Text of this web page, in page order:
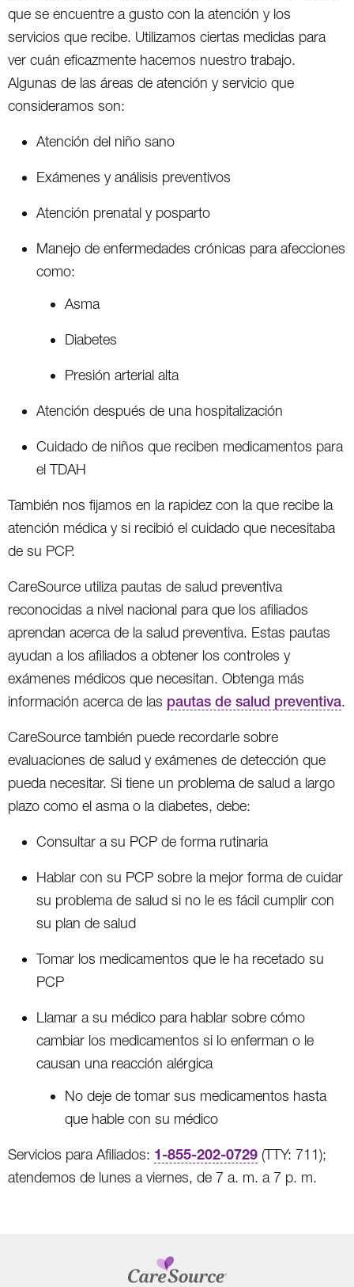
que se encuentre a gusto con la atención y los
servicios que recibe. Utilizamos ciertas medidas para
ver cuán eficazmente hacemos nuestro trabajo.
Algunas de las áreas de atención y servicio que
consideramos son:
Atención del niño sano
Exámenes y análisis preventivos
Atención prenatal y posparto
Manejo de enfermedades crónicas para afecciones
como:
Asma
Diabetes
Presión arterial alta
Atención después de una hospitalización
Cuidado de niños que reciben medicamentos para
el TDAH
También nos fijamos en la rapidez con la que recibe la
atención médica y si recibió el cuidado que necesitaba
de su PCP.
CareSource utiliza pautas de salud preventiva
reconocidas a nivel nacional para que los afiliados
aprendan acerca de la salud preventiva. Estas pautas
ayudan a los afiliados a obtener los controles y
exámenes médicos que necesitan. Obtenga más
información acerca de las pautas de salud preventiva.
CareSource también puede recordarle sobre
evaluaciones de salud y exámenes de detección que
pueda necesitar. Si tiene un problema de salud a largo
plazo como el asma o la diabetes, debe:
Consultar a su PCP de forma rutinaria
Hablar con su PCP sobre la mejor forma de cuidar
su problema de salud si no le es fácil cumplir con
su plan de salud
Tomar los medicamentos que le ha recetado su
PCP
Llamar a su médico para hablar sobre cómo
cambiar los medicamentos si lo enferman o le
causan una reacción alérgica
No deje de tomar sus medicamentos hasta
que hable con su médico
Servicios para Afiliados: 1-855-202-0729 (TTY: 711);
atendemos de lunes a viernes, de 7 a. m. a 7 p. m.